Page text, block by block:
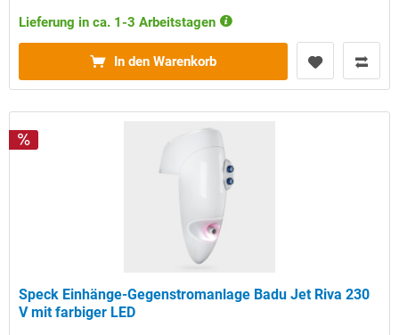
Lieferung in ca. 1-3 Arbeitstagen
In den Warenkorb
Speck Einhänge-Gegenstromanlage Badu Jet Riva 230
V mit farbiger LED